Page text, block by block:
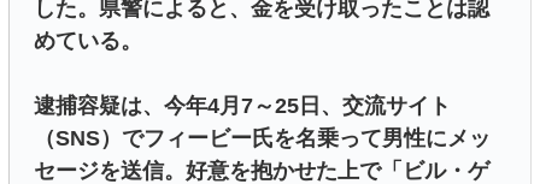
した。県警によると、金を受け取ったことは認
めている。
逮捕容疑は、今年4月7～25日、交流サイト
（SNS）でフィービー氏を名乗って男性にメッ
セージを送信。好意を抱かせた上で「ビル・ゲ